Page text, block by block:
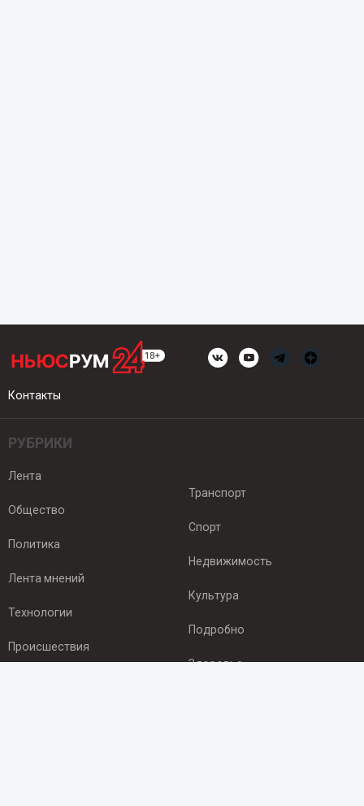
Контакты
РУБРИКИ
Лента
Общество
Политика
Лента мнений
Технологии
Происшествия
Транспорт
Спорт
Недвижимость
Культура
Подробно
Здоровье